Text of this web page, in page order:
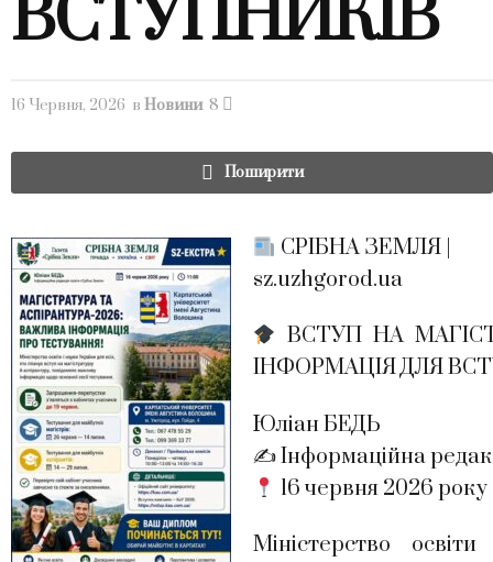
ВСТУПНИКІВ
16 Червня, 2026 в Новини 8
Поширити
СРІБНА ЗЕМЛЯ |
sz.uzhgorod.ua
ВСТУП НА
ІНФОРМАЦІЯ ДЛЯ
Юліан БЕДЬ
✍️ Інформаційна
16 червня 2026 року
Міністерство